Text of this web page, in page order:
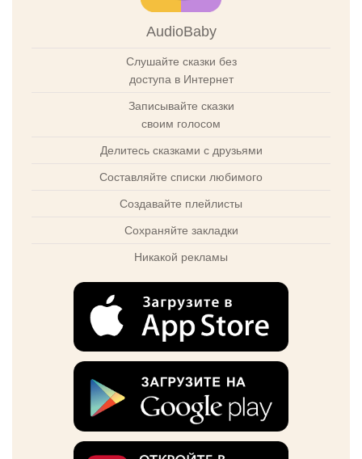
AudioBaby
Слушайте сказки без
доступа в Интернет
Записывайте сказки
своим голосом
Делитесь сказками с друзьями
Составляйте списки любимого
Создавайте плейлисты
Сохраняйте закладки
Никакой рекламы